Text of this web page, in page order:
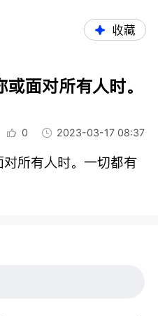
收藏
面对所有人时。
0 2023-03-17 08:37
所有人时。一切都有